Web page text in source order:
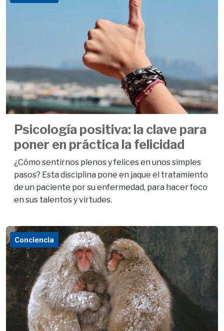
Psicología positiva: la clave para
poner en práctica la felicidad
¿Cómo sentirnos plenos y felices en unos simples
pasos? Esta disciplina pone en jaque el tratamiento
de un paciente por su enfermedad, para hacer foco
en sus talentos y virtudes.
Conciencia